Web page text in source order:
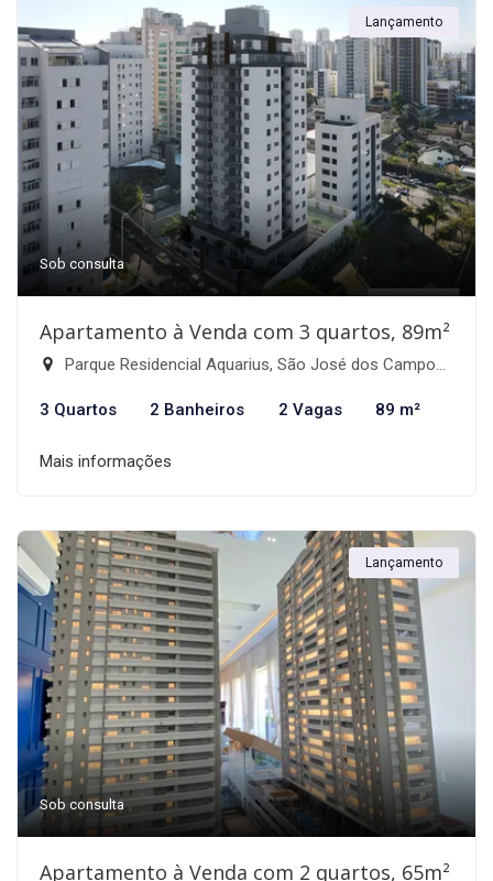
Lançamento
Sob consulta
Apartamento à Venda com 3 quartos, 89m²
Parque Residencial Aquarius, São José dos Campos-SP
3 Quartos 2 Banheiros 2 Vagas 89 m²
Mais informações
Lançamento
Sob consulta
Apartamento à Venda com 2 quartos, 65m²